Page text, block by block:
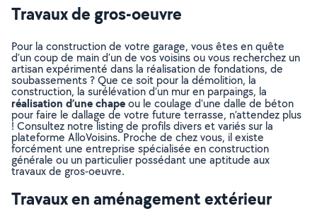
Travaux de gros-oeuvre
Pour la construction de votre garage, vous êtes en quête
d’un coup de main d’un de vos voisins ou vous recherchez un
artisan expérimenté dans la réalisation de fondations, de
soubassements ? Que ce soit pour la démolition, la
construction, la surélévation d’un mur en parpaings, la
réalisation d’une chapeou le coulage d’une dalle de béton
pour faire le dallage de votre future terrasse, n’attendez plus
! Consultez notre listing de profils divers et variés sur la
plateforme AlloVoisins. Proche de chez vous, il existe
forcément une entreprise spécialisée en construction
générale ou un particulier possédant une aptitude aux
travaux de gros-oeuvre.
Travaux en aménagement extérieur